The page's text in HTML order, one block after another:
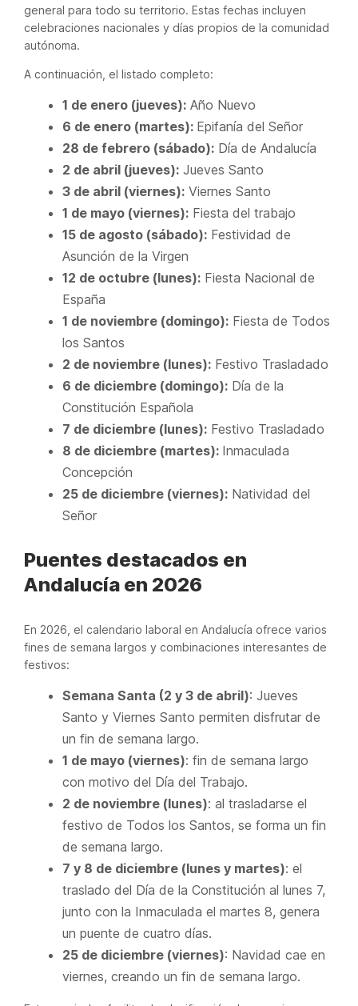
general para todo su territorio. Estas fechas incluyen
celebraciones nacionales y días propios de la comunidad
autónoma.
A continuación, el listado completo:
1 de enero (jueves): Año Nuevo
6 de enero (martes): Epifanía del Señor
28 de febrero (sábado): Día de Andalucía
2 de abril (jueves): Jueves Santo
3 de abril (viernes): Viernes Santo
1 de mayo (viernes): Fiesta del trabajo
15 de agosto (sábado): Festividad de
Asunción de la Virgen
12 de octubre (lunes): Fiesta Nacional de
España
1 de noviembre (domingo): Fiesta de Todos
los Santos
2 de noviembre (lunes): Festivo Trasladado
6 de diciembre (domingo): Día de la
Constitución Española
7 de diciembre (lunes): Festivo Trasladado
8 de diciembre (martes): Inmaculada
Concepción
25 de diciembre (viernes): Natividad del
Señor
Puentes destacados en
Andalucía en 2026
En 2026, el calendario laboral en Andalucía ofrece varios
fines de semana largos y combinaciones interesantes de
festivos:
Semana Santa (2 y 3 de abril): Jueves
Santo y Viernes Santo permiten disfrutar de
un fin de semana largo.
1 de mayo (viernes): fin de semana largo
con motivo del Día del Trabajo.
2 de noviembre (lunes): al trasladarse el
festivo de Todos los Santos, se forma un fin
de semana largo.
7 y 8 de diciembre (lunes y martes): el
traslado del Día de la Constitución al lunes 7,
junto con la Inmaculada el martes 8, genera
un puente de cuatro días.
25 de diciembre (viernes): Navidad cae en
viernes, creando un fin de semana largo.